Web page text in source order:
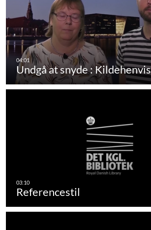
Undgå at snyde : Kildehenvis
Referencestil